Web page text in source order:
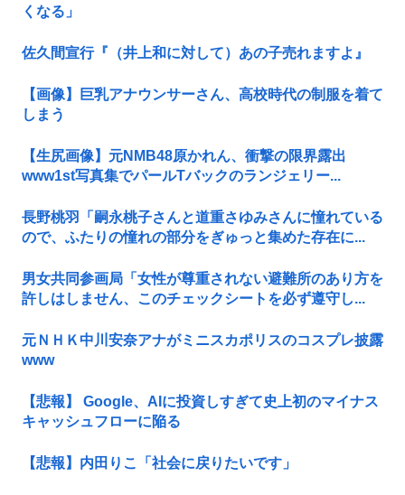
くなる」
佐久間宣行『（井上和に対して）あの子売れますよ』
【画像】巨乳アナウンサーさん、高校時代の制服を着て
しまう
【生尻画像】元NMB48原かれん、衝撃の限界露出
www1st写真集でパールTバックのランジェリー...
長野桃羽「嗣永桃子さんと道重さゆみさんに憧れている
ので、ふたりの憧れの部分をぎゅっと集めた存在に...
男女共同参画局「女性が尊重されない避難所のあり方を
許しはしません、このチェックシートを必ず遵守し...
元ＮＨＫ中川安奈アナがミニスカポリスのコスプレ披露
www
【悲報】 Google、AIに投資しすぎて史上初のマイナス
キャッシュフローに陥る
【悲報】内田りこ「社会に戻りたいです」